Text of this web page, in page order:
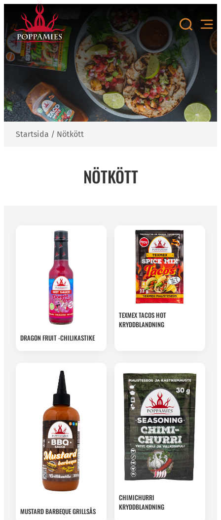
innehåll
Startsida / Nötkött
NÖTKÖTT
DRAGON FRUIT -CHILIKASTIKE
TEXMEX TACOS HOT
KRYDDBLANDNING
MUSTARD BARBEQUE GRILLSÅS
CHIMICHURRI
KRYDDBLANDNING